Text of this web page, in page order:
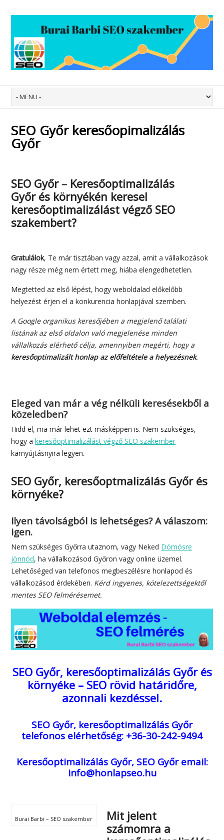
SEO Győr keresőopimalizálás
Győr
SEO Győr – Keresőoptimalizálás
Győrés környékén keresel
keresőoptimalizálást végző SEO
szakembert?
Gratulálok, Te már tisztában vagy azzal, amit a vállalkozások
nagy része még nem értett meg, hiába elengedhetetlen.
Megtetted az első lépést, hogy weboldalad előkelőbb
helyezést érjen el a konkurencia honlapjával szemben.
A Google organikus keresőjében a megjelenő találati
listának az első oldalon való megjelenése minden
vállalkozás elérhető célja, amennyiben megérti, hogy a
keresőoptimalizált honlap az előfeltétele a helyezésnek.
Eleged van már a vég nélküli keresésekből a
közeledben?
Hidd el, ma már lehet ezt másképpen is. Nem szükséges,
hogy akeresőoptimalizálást végző SEO szakember
karnyújtásnyira legyen.
SEO Győr, keresőoptmalizálás Győr és
környéke?
Ilyen távolságból is lehetséges? A válaszom:
igen.
Nem szükséges Győrra utaznom, vagy Neked Dömösre
jönnöd, ha vállalkozásod Győron vagy online üzemel.
Lehetőséged van telefonos megbeszélésre honlapod és
vállalkozásod érdekében. Kérd ingyenes, kötelezettségektől
mentes SEO felmérésemet.
SEO Győr, keresőoptimalizálás Győr és
környéke – SEO rövid határidőre,
azonnali kezdéssel.
SEO Győr, keresőoptimalizálás Győr
telefonos elérhetőség: +36-30-242-9494
Keresőoptimalizálás Győr, SEO Győremail:
info@honlapseo.hu
Mit jelent
számomra a